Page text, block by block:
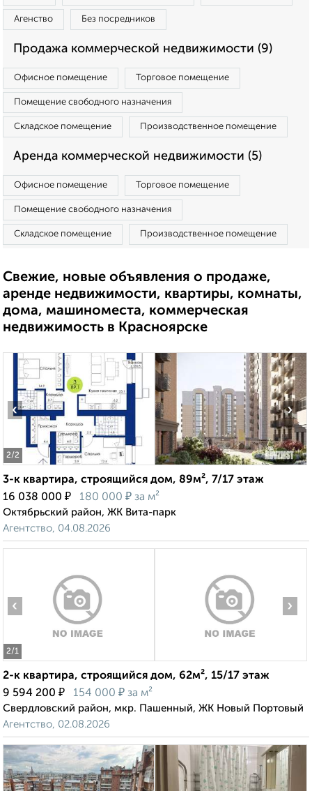
Агенство Без посредников
Продажа коммерческой недвижимости (9)
Офисное помещение Торговое помещение
Помещение свободного назначения
Складское помещение Производственное помещение
Аренда коммерческой недвижимости (5)
Офисное помещение Торговое помещение
Помещение свободного назначения
Складское помещение Производственное помещение
Свежие, новые объявления о продаже,
аренде недвижимости, квартиры, комнаты,
дома, машиноместа, коммерческая
недвижимость в Красноярске
2/2
‹ ›
3-к квартира, строящийся дом, 89м², 7/17 этаж
16 038 000 ₽ 180 000 ₽ за м²
Октябрьский район, ЖК Вита-парк
Агентство, 04.08.2026
2/1
‹ ›
2-к квартира, строящийся дом, 62м², 15/17 этаж
9 594 200 ₽ 154 000 ₽ за м²
Свердловский район, мкр. Пашенный, ЖК Новый Портовый
Агентство, 02.08.2026